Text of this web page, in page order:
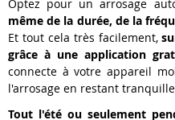
Optez pour un arrosage
même de la durée, de la
Et tout cela très facilement,
grâce à une application
connecte à votre appareil
l'arrosage en restant
Tout l'été ou seulement